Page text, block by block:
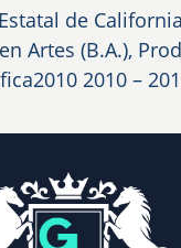
de
Artes (B.A.),
2010 2010 –